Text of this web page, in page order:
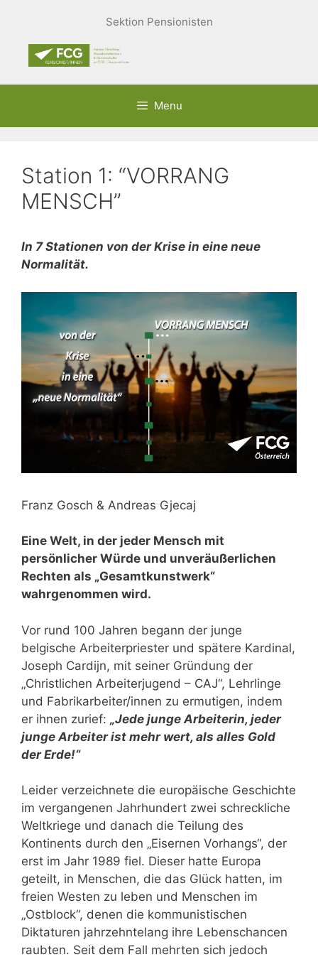
Inhalt
Sektion Pensionisten
Menu
Station 1: “VORRANG
MENSCH”
In 7 Stationen von der Krise in eine neue
Normalität.
Franz Gosch & Andreas Gjecaj
Eine Welt, in der jeder Mensch mit
persönlicher Würde und unveräußerlichen
Rechten als „Gesamtkunstwerk“
wahrgenommen wird.
Vor rund 100 Jahren begann der junge
belgische Arbeiterpriester und spätere Kardinal,
Joseph Cardijn, mit seiner Gründung der
„Christlichen Arbeiterjugend – CAJ“, Lehrlinge
und Fabrikarbeiter/innen zu ermutigen, indem
er ihnen zurief: „Jede junge Arbeiterin, jeder
junge Arbeiter ist mehr wert, als alles Gold
der Erde!“
Leider verzeichnete die europäische Geschichte
im vergangenen Jahrhundert zwei schreckliche
Weltkriege und danach die Teilung des
Kontinents durch den „Eisernen Vorhangs“, der
erst im Jahr 1989 fiel. Dieser hatte Europa
geteilt, in Menschen, die das Glück hatten, im
freien Westen zu leben und Menschen im
„Ostblock“, denen die kommunistischen
Diktaturen jahrzehntelang ihre Lebenschancen
raubten. Seit dem Fall mehrten sich jedoch